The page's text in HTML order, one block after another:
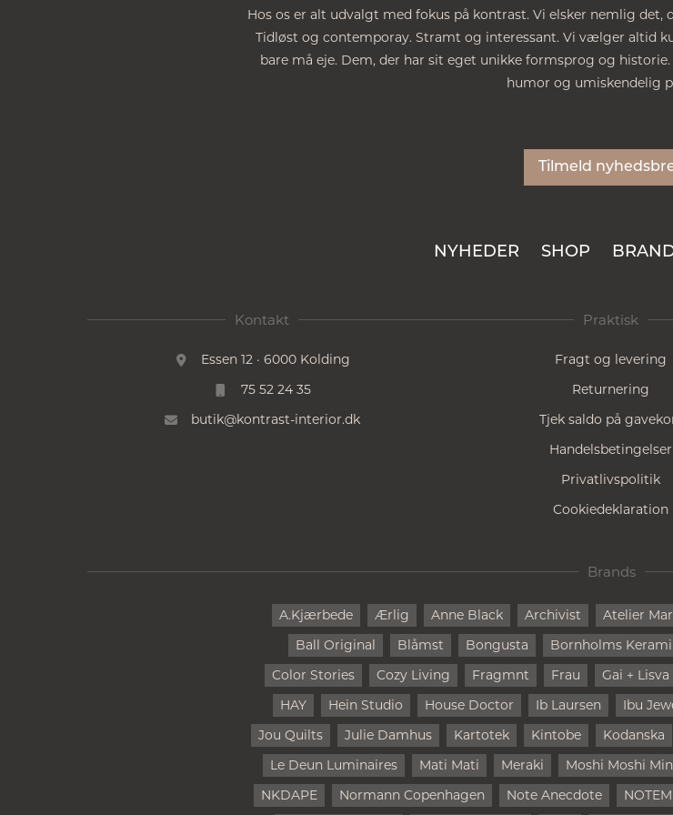
Hos os er alt udvalgt med fokus på kontrast. Vi elsker nemlig
Tidløst og contemporay. Stramt og interessant. Vi vælger altid
bare må eje. Dem, der har sit eget unikke formsprog og
humor og umiskendelig
Tilmeld
NYHEDER SHOP
Kontakt
Essen 12 · 6000 Kolding
75 52 24 35
butik@kontrast-interior.dk
Praktisk
Fragt og levering
Returnering
Tjek saldo på
Handelsbetingelser
Privatlivspolitik
Cookiedeklaration
Brands
A.Kjærbede Ærlig Anne Black Archivist Atelier
Ball Original
Blåmst Bongusta Bornholms
Color Stories
Cozy Living Fragmnt Frau Gai + Lisva
HAY
Hein Studio House Doctor Ib Laursen Ibu
Jou Quilts
Julie Damhus Kartotek Kintobe Kodanska
Le Deun Luminaires
Mati Mati Meraki Moshi Moshi
NKDAPE
Normann Copenhagen Note Anecdote NOTEM